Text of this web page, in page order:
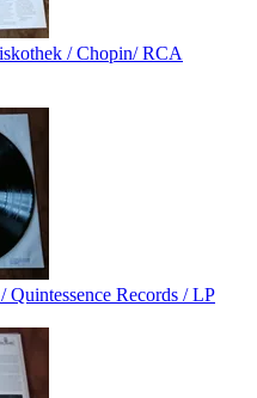
/ Chopin/ RCA
Quintessence Records / LP